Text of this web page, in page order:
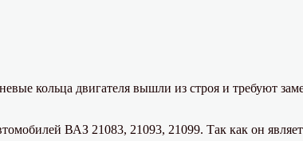
кольца двигателя вышли из строя и требуют
ВАЗ 21083, 21093, 21099. Так как он